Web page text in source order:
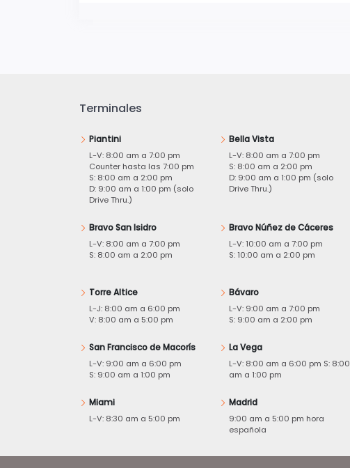
Terminales
Piantini
L-V: 8:00 am a 7:00 pm
Counter hasta las 7:00 pm
S: 8:00 am a 2:00 pm
D: 9:00 am a 1:00 pm (solo
Drive Thru.)
Bella Vista
L-V: 8:00 am a 7:00 pm
S: 8:00 am a 2:00 pm
D: 9:00 am a 1:00 pm (solo
Drive Thru.)
Bravo San Isidro
L-V: 8:00 am a 7:00 pm
S: 8:00 am a 2:00 pm
Bravo Núñez de Cáceres
L-V: 10:00 am a 7:00 pm
S: 10:00 am a 2:00 pm
Torre Altice
L-J: 8:00 am a 6:00 pm
V: 8:00 am a 5:00 pm
Bávaro
L-V: 9:00 am a 7:00 pm
S: 9:00 am a 2:00 pm
San Francisco de Macorís
L-V: 9:00 am a 6:00 pm
S: 9:00 am a 1:00 pm
La Vega
L-V: 8:00 am a 6:00 pm S: 8:00
am a 1:00 pm
Miami
L-V: 8:30 am a 5:00 pm
Madrid
9:00 am a 5:00 pm hora
española